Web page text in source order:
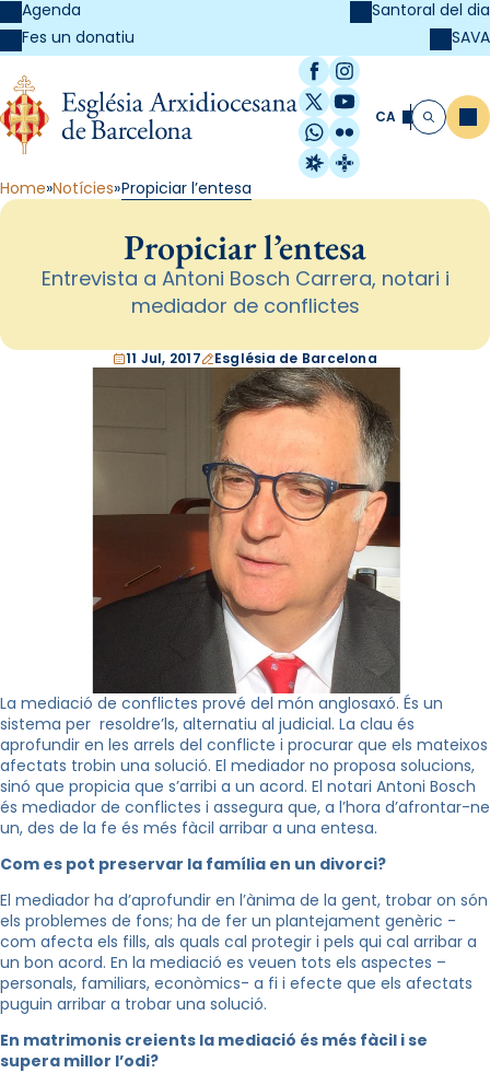
Agenda
Fes un donatiu
Santoral del dia
SAVA
Facebook
Instagram
X / Twitter
YouTube
WhatsApp
Flickr
Radio Estel
Catalunya
CA Cerca
Home Notícies Propiciar l’entesa
Propiciar l’entesa
Entrevista a Antoni Bosch Carrera, notari i
mediador de conflictes
11 Jul, 2017 Església de Barcelona
La mediació de conflictes prové del món anglosaxó. És un
sistema per resoldre’ls, alternatiu al judicial. La clau és
aprofundir en les arrels del conflicte i procurar que els mateixos
afectats trobin una solució. El mediador no proposa solucions,
sinó que propicia que s’arribi a un acord. El notari Antoni Bosch
és mediador de conflictes i assegura que, a l’hora d’afrontar-ne
un, des de la fe és més fàcil arribar a una entesa.
Com es pot preservar la família en un divorci?
El mediador ha d’aprofundir en l’ànima de la gent, trobar on són
els problemes de fons; ha de fer un plantejament genèric -
com afecta els fills, als quals cal protegir i pels qui cal arribar a
un bon acord. En la mediació es veuen tots els aspectes –
personals, familiars, econòmics- a fi i efecte que els afectats
puguin arribar a trobar una solució.
En matrimonis creients la mediació és més fàcil i se
supera millor l’odi?